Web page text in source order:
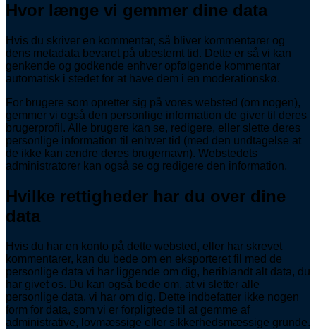
Hvor længe vi gemmer dine data
Hvis du skriver en kommentar, så bliver kommentarer og
dens metadata bevaret på ubestemt tid. Dette er så vi kan
genkende og godkende enhver opfølgende kommentar
automatisk i stedet for at have dem i en moderationskø.
For brugere som opretter sig på vores websted (om nogen),
gemmer vi også den personlige information de giver til deres
brugerprofil. Alle brugere kan se, redigere, eller slette deres
personlige information til enhver tid (med den undtagelse at
de ikke kan ændre deres brugernavn). Webstedets
administratorer kan også se og redigere den information.
Hvilke rettigheder har du over dine
data
Hvis du har en konto på dette websted, eller har skrevet
kommentarer, kan du bede om en eksporteret fil med de
personlige data vi har liggende om dig, heriblandt alt data, du
har givet os. Du kan også bede om, at vi sletter alle
personlige data, vi har om dig. Dette indbefatter ikke nogen
form for data, som vi er forpligtede til at gemme af
administrative, lovmæssige eller sikkerhedsmæssige grunde.